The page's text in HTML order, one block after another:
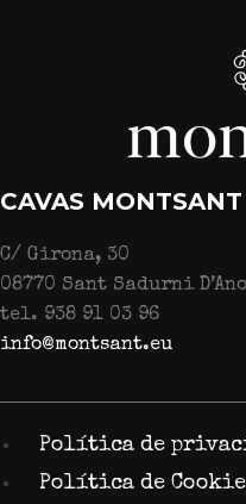
CAVAS MONTSANT
C/ Girona, 30
08770 Sant Sadurni
tel. 938 91 03 96
info@montsant.eu
Política de
Política de